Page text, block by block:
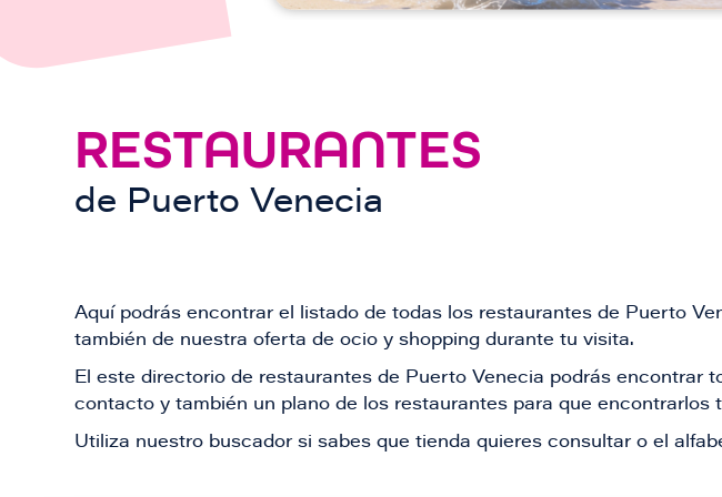
RESTAURANTES
de Puerto Venecia
Aquí podrás encontrar el listado de todas los restaurantes de Puerto
también de nuestra oferta de ocio y shopping durante tu visita.
El este directorio de restaurantes de Puerto Venecia podrás encontrar
contacto y también un plano de los restaurantes para que encontrarlos
Utiliza nuestro buscador si sabes que tienda quieres consultar o el